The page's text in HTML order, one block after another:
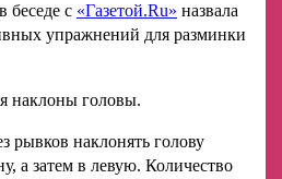
беседе с «Газетой.Ru» назвала
упражнений для разминки
наклоны головы.
рывков наклонять голову
а затем в левую. Количество